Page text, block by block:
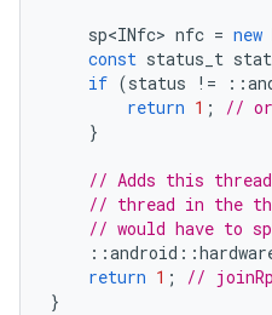
sp<INfc> nfc = new
const status_t
if (status != ::
return 1 ;
// or
}
// Adds this
// thread in the
// would have to
::android ::
return 1 ;
//
}